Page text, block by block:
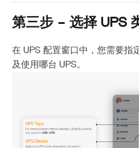
第三步 – 选择 UPS
在 UPS 配置窗口中，您需要指
及使用哪台 UPS。